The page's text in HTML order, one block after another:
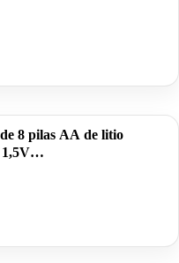
8 pilas AA de litio
1,5V…